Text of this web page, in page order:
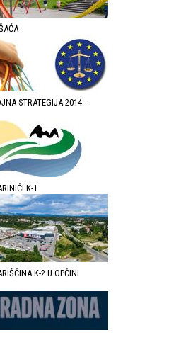
STRATEGIJA 2014. -
K-1
K-2 U OPĆINI